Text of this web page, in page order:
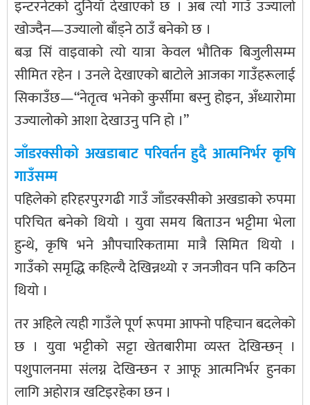
इन्टरनेटको दुनियाँ देखाएको छ । अब त्यो गाउँ उज्यालो
खोज्दैन—उज्यालो बाँड्ने ठाउँ बनेको छ ।
बज्र सिं वाइवाको त्यो यात्रा केवल भौतिक बिजुलीसम्म
सीमित रहेन । उनले देखाएको बाटोले आजका गाउँहरूलाई
सिकाउँछ—“नेतृत्व भनेको कुर्सीमा बस्नु होइन, अँध्यारोमा
उज्यालोको आशा देखाउनु पनि हो ।”
जाँडरक्सीको अखडाबाट परिवर्तन हुदै आत्मनिर्भर कृषि
गाउँसम्म
पहिलेको हरिहरपुरगढी गाउँ जाँडरक्सीको अखडाको रुपमा
परिचित बनेको थियो । युवा समय बिताउन भट्टीमा भेला
हुन्थे, कृषि भने औपचारिकतामा मात्रै सिमित थियो ।
गाउँको समृद्धि कहिल्यै देखिन्नथ्यो र जनजीवन पनि कठिन
थियो ।
तर अहिले त्यही गाउँले पूर्ण रूपमा आफ्नो पहिचान बदलेको
छ । युवा भट्टीको सट्टा खेतबारीमा व्यस्त देखिन्छन् ।
पशुपालनमा संलग्न देखिन्छन र आफू आत्मनिर्भर हुनका
लागि अहोरात्र खटिइरहेका छन ।